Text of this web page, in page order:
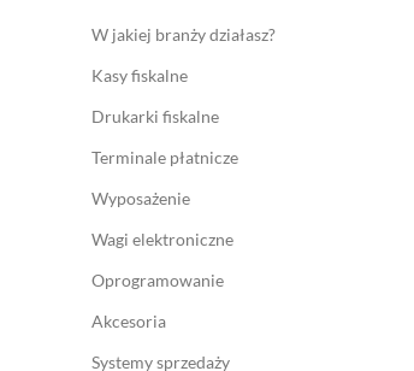
W jakiej branży działasz?
Kasy fiskalne
Drukarki fiskalne
Terminale płatnicze
Wyposażenie
Wagi elektroniczne
Oprogramowanie
Akcesoria
Systemy sprzedaży